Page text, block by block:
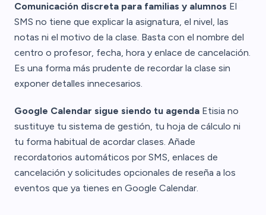
Comunicación discreta para familias y alumnos El
SMS no tiene que explicar la asignatura, el nivel, las
notas ni el motivo de la clase. Basta con el nombre del
centro o profesor, fecha, hora y enlace de cancelación.
Es una forma más prudente de recordar la clase sin
exponer detalles innecesarios.
Google Calendar sigue siendo tu agenda Etisia no
sustituye tu sistema de gestión, tu hoja de cálculo ni
tu forma habitual de acordar clases. Añade
recordatorios automáticos por SMS, enlaces de
cancelación y solicitudes opcionales de reseña a los
eventos que ya tienes en Google Calendar.